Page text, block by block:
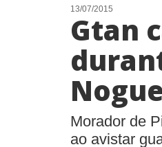
13/07/2015
Gtan
Morador de
ao avistar